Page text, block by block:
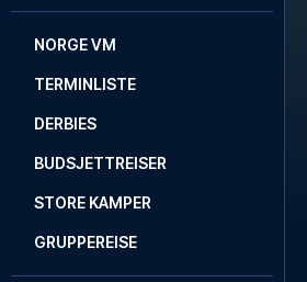
NORGE VM
TERMINLISTE
DERBIES
BUDSJETTREISER
STORE KAMPER
GRUPPEREISE